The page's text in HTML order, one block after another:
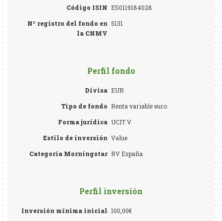
Código ISIN ES0119184028
Nº registro del fondo en
la CNMV
5131
Perfil fondo
Divisa EUR
Tipo de fondo Renta variable euro
Forma jurídica UCIT V
Estilo de inversión Value
Categoría Morningstar RV España
Perfil inversión
Inversión mínima inicial 100,00€